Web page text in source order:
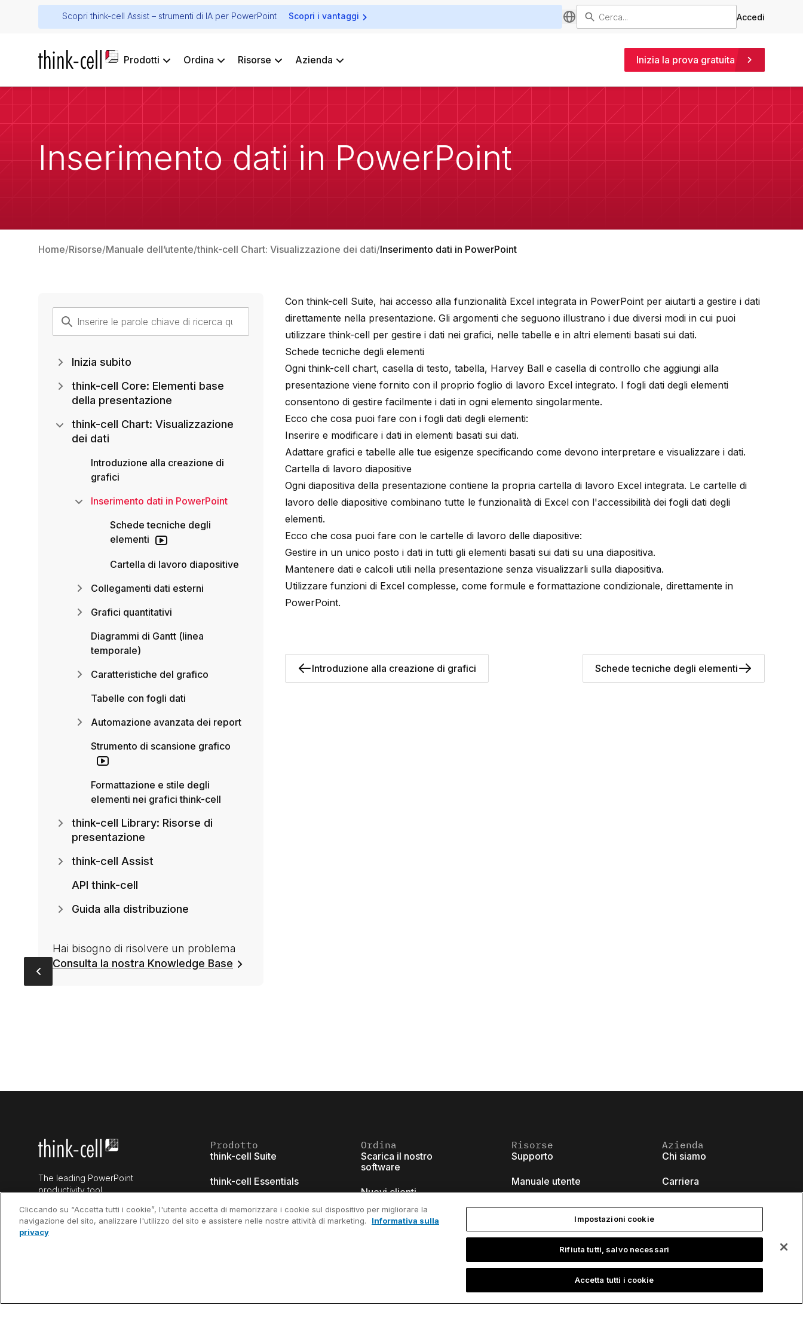
Scopri think-cell Assist – strumenti di IA per PowerPoint Scopri i vantaggi Accedi
Prodotti Ordina Risorse Azienda Inizia la prova gratuita
Inserimento dati in PowerPoint
Home Risorse Manuale dell’utente think-cell Chart: Visualizzazione dei dati Inserimento dati in PowerPoint
Conthink-cell Suite, hai accesso alla funzionalità Excel integrata in PowerPoint per aiutarti a gestire i dati
direttamente nella presentazione. Gli argomenti che seguono illustrano i due diversi modi in cui puoi
utilizzare think-cell per gestire i dati nei grafici, nelle tabelle e in altri elementi basati sui dati.
Schede tecniche degli elementi
Ogni think-cell chart, casella di testo, tabella, Harvey Ball e casella di controllo che aggiungi alla
presentazione viene fornito con il proprio foglio di lavoro Excel integrato. I fogli dati degli elementi
consentono di gestire facilmente i dati in ogni elemento singolarmente.
Ecco che cosa puoi fare con i fogli dati degli elementi:
Inserire e modificare i dati in elementi basati sui dati.
Adattare grafici e tabelle alle tue esigenze specificando come devono interpretare e visualizzare i dati.
Cartella di lavoro diapositive
Ogni diapositiva della presentazione contiene la propria cartella di lavoro Excel integrata. Le cartelle di
lavoro delle diapositive combinano tutte le funzionalità di Excel con l'accessibilità dei fogli dati degli
elementi.
Ecco che cosa puoi fare con le cartelle di lavoro delle diapositive:
Gestire in un unico posto i dati in tutti gli elementi basati sui dati su una diapositiva.
Mantenere dati e calcoli utili nella presentazione senza visualizzarli sulla diapositiva.
Utilizzare funzioni di Excel complesse, come formule e formattazione condizionale, direttamente in
PowerPoint.
Introduzione alla creazione di grafici Schede tecniche degli elementi
Inizia subito
think-cell Core: Elementi base
della presentazione
think-cell Chart: Visualizzazione
dei dati
Introduzione alla creazione di
grafici
Inserimento dati in PowerPoint
Schede tecniche degli
elementi
Cartella di lavoro diapositive
Collegamenti dati esterni
Grafici quantitativi
Diagrammi di Gantt (linea
temporale)
Caratteristiche del grafico
Tabelle con fogli dati
Automazione avanzata dei report
Strumento di scansione grafico
Formattazione e stile degli
elementi nei grafici think-cell
think-cell Library: Risorse di
presentazione
think-cell Assist
API think-cell
Guida alla distribuzione
Hai bisogno di risolvere un problema
Consulta la nostra Knowledge Base
The leading PowerPoint
productivity tool
Prodotto
think-cell Suite
think-cell Essentials
think-cell Charts
Ordina
Scarica il nostro
software
Nuovi clienti
Aggiungi utenti
accademico
Risorse
Supporto
Manuale utente
Knowledge base
think-cell Academy
Webinars
Azienda
Chi siamo
Carriera
Talks
Eventi
Cliccando su “Accetta tutti i cookie”, l'utente accetta di memorizzare i cookie sul dispositivo per migliorare la
navigazione del sito, analizzare l'utilizzo del sito e assistere nelle nostre attività di marketing.
Informativa sulla
privacy
Impostazioni cookie
Rifiuta tutti, salvo necessari
Accetta tutti i cookie